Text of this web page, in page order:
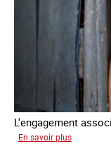
L'engagement
En savoir plus